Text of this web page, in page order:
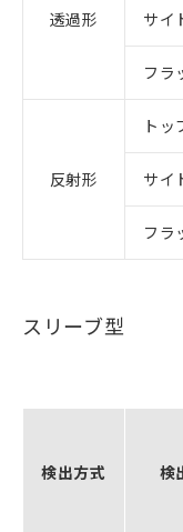
透過形 サイ
フラ
反射形
トッ
サイ
フラ
スリーブ型
検出方式 検